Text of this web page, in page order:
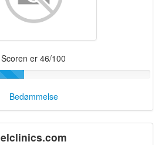
Scoren er 46/100
Bedømmelse
elclinics.com